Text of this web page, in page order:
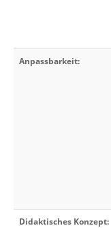
Anpassbarkeit:
Didaktisches Konzept: